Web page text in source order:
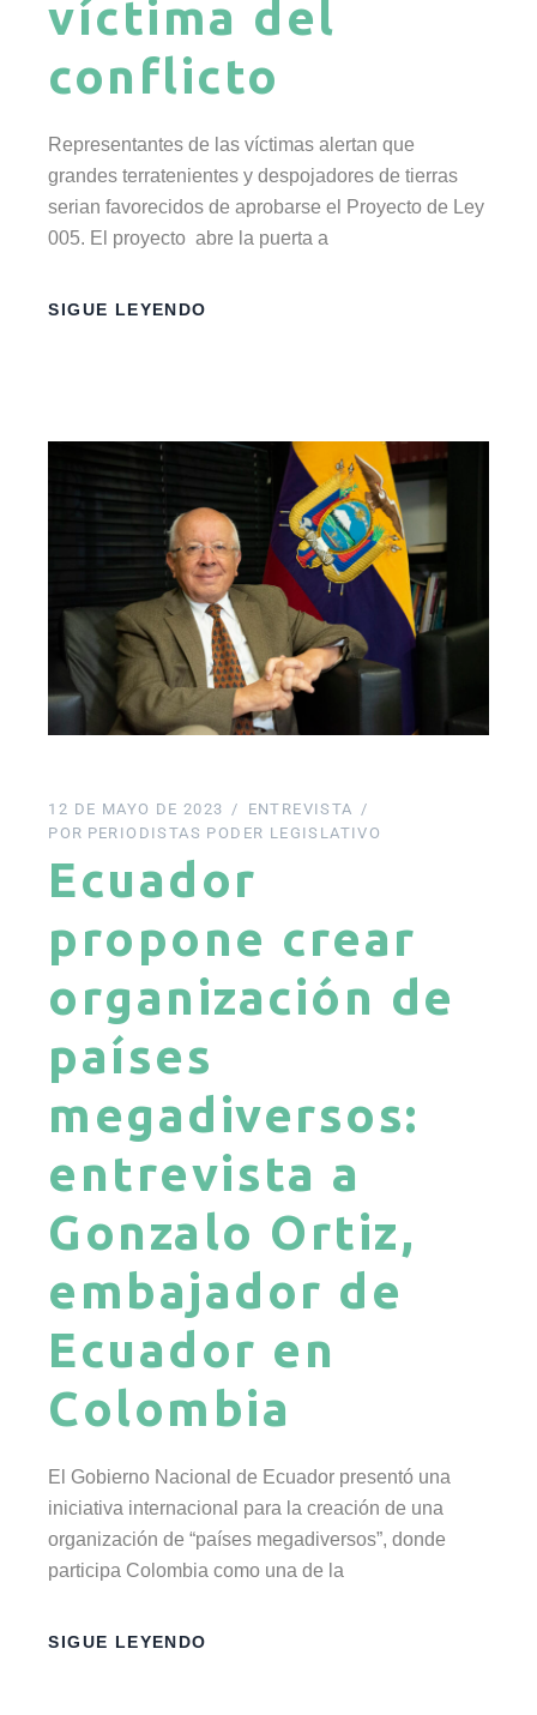
víctima del
conflicto
Representantes de las víctimas alertan que
grandes terratenientes y despojadores de tierras
serian favorecidos de aprobarse el Proyecto de Ley
005. El proyecto abre la puerta a
SIGUE LEYENDO
12 DE MAYO DE 2023
ENTREVISTA
POR PERIODISTAS PODER LEGISLATIVO
Ecuador
propone crear
organización de
países
megadiversos:
entrevista a
Gonzalo Ortiz,
embajador de
Ecuador en
Colombia
El Gobierno Nacional de Ecuador presentó una
iniciativa internacional para la creación de una
organización de “países megadiversos”, donde
participa Colombia como una de la
SIGUE LEYENDO